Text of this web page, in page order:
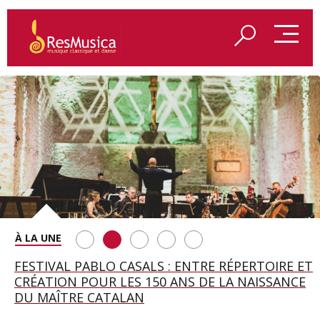
SAINT FRANÇOIS D’ASSISE À SALZBOURG, UNE
SOIRÉE IMMENSE PORTÉE PAR ROMEO
CASTELLUCCI ET MAXIME PASCAL
FESTIVAL PABLO CASALS : ENTRE RÉPERTOIRE ET
CRÉATION POUR LES 150 ANS DE LA NAISSANCE
DU MAÎTRE CATALAN
A BAYREUTH, LE 150E ANNIVERSAIRE DU RING
WAGNÉRIEN GÉNÉRÉ PAR L’IA
BETSY JOLAS FÊTE SON CENTIÈME
ANNIVERSAIRE
GEORGE BENJAMIN : « MES PARENTS AVAIENT
CETTE EXIGENCE DE L’OBJET CISELÉ »